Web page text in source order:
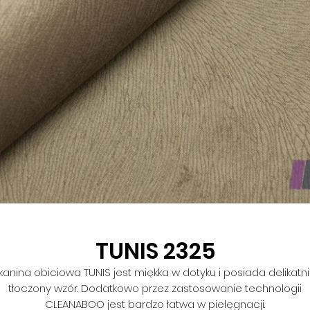
TUNIS 2325
obiciowa TUNIS jest miękka w dotyku i posiada
tłoczony wzór. Dodatkowo przez zastosowanie technologii
CLEANABOO jest bardzo łatwa w pielęgnacji.